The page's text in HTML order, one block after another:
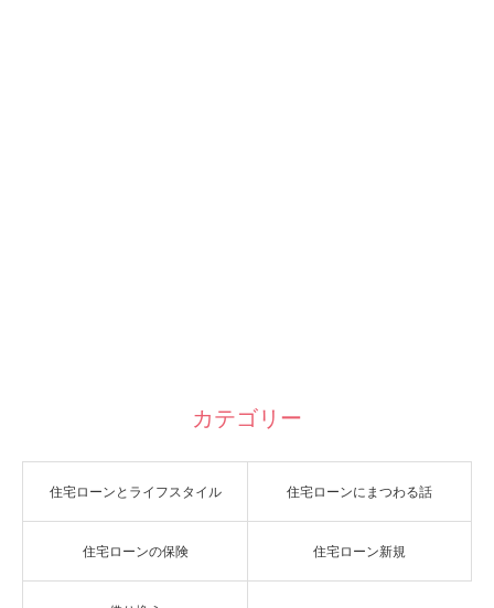
カテゴリー
住宅ローンとライフスタイル 住宅ローンにまつわる話
住宅ローンの保険 住宅ローン新規